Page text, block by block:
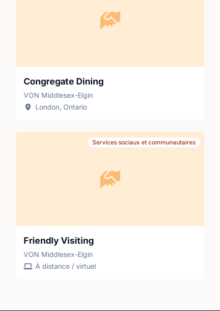
Congregate Dining
VON Middlesex-Elgin
London, Ontario
Services sociaux et communautaires
Friendly Visiting
VON Middlesex-Elgin
À distance / virtuel